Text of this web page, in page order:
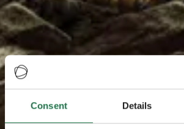
Consent Details